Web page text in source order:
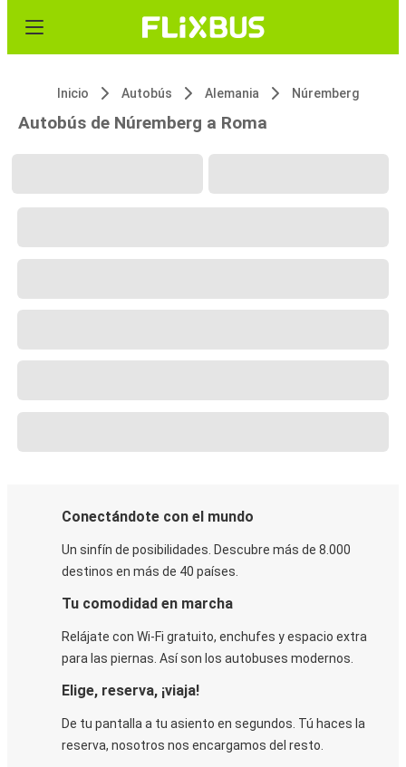
Inicio Autobús Alemania Núremberg
Autobús de Núremberg a Roma
Conectándote con el mundo
Un sinfín de posibilidades. Descubre más de 8.000
destinos en más de 40 países.
Tu comodidad en marcha
Relájate con Wi-Fi gratuito, enchufes y espacio extra
para las piernas. Así son los autobuses modernos.
Elige, reserva, ¡viaja!
De tu pantalla a tu asiento en segundos. Tú haces la
reserva, nosotros nos encargamos del resto.